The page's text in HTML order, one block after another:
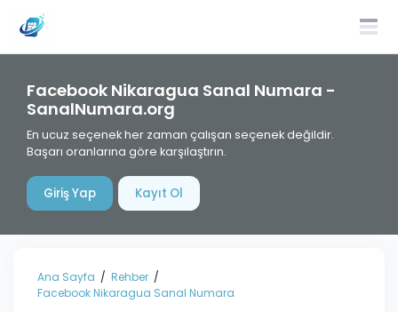
Facebook Nikaragua Sanal Numara -
SanalNumara.org
En ucuz seçenek her zaman çalışan seçenek değildir.
Başarı oranlarına göre karşılaştırın.
Giriş Yap Kayıt Ol
Ana Sayfa
Rehber
Facebook Nikaragua Sanal Numara